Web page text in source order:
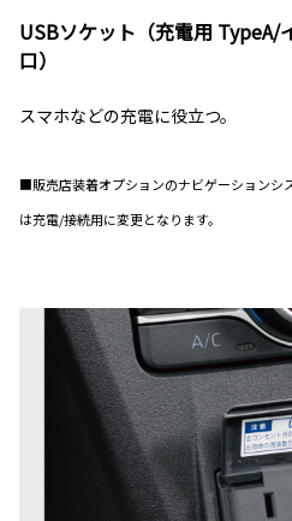
USBソケット（充電用 TypeA/
口）
スマホなどの充電に役立つ。
■販売店装着オプションのナビゲーションシ
は充電/接続用に変更となります。